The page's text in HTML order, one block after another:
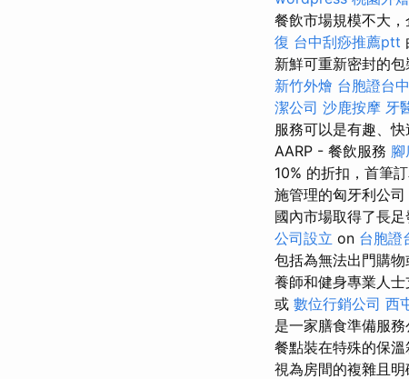
餐飲市場規模不大
復 台中刮痧推薦ptt
新鮮可重新密封的
新竹外燴 台胞證台中
潔公司 沙鹿按摩 牙
服務可以是有趣、
AARP - 餐飲服務
10% 的折扣，首筆
施管理的匈牙利公
國內市場取得了長足
公司設立 on 台胞證
包括為無法出門購
養師和健身專業人士
或 數位行銷公司 西
是一家膳食準備服
餐點裝在特殊的保
視為房間的複雜且